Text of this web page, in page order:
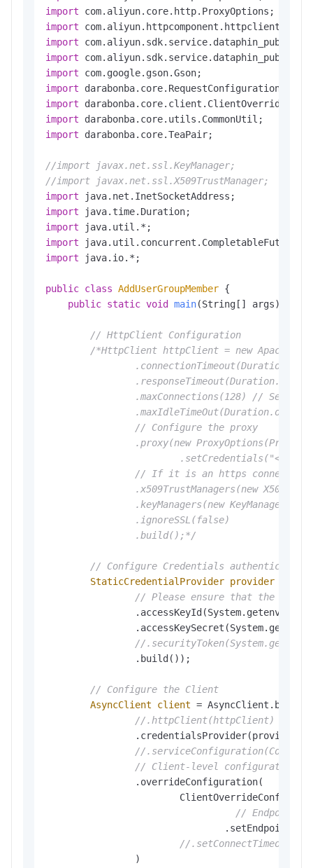
import
import
import
import
import
import
import
import
import darabonba.core.TeaPair;
//import javax.net.ssl.KeyManager;
//import javax.net.ssl.X509TrustManager;
import
import
import
import
import java.io.*;
public class AddUserGroupMember {
public static void main(String[] args)
// HttpClient Configuration
/*HttpClient httpClient = new
.maxConnections(128) // Set the
                // Configure the proxy
.proxy(new
// If it is an https
.x509TrustManagers(new
                .keyManagers(new KeyManager[]{})
                .ignoreSSL(false)
                .build();*/
// Configure Credentials
StaticCredentialProvider provider
// Please ensure that the
                .accessKeyId(System.getenv(
                .accessKeySecret(System.getenv(
//
                .build());
// Configure the Client
AsyncClient
client =
//.httpClient(httpClient) // Use
                .credentialsProvider(provider)
//
// Client-level configuration
                .overrideConfiguration(
// Endpoint
//
                )